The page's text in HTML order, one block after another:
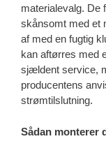
materialevalg. De
skånsomt med et
af med en fugtig
kan aftørres med
sjældent service,
producentens
strømtilslutning.
Sådan monterer